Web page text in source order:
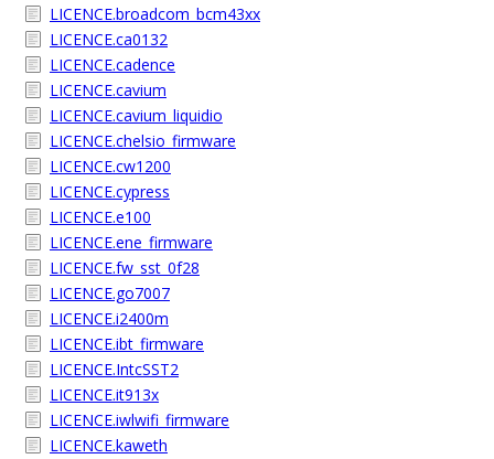
LICENCE.broadcom_bcm43xx
LICENCE.ca0132
LICENCE.cadence
LICENCE.cavium
LICENCE.cavium_liquidio
LICENCE.chelsio_firmware
LICENCE.cw1200
LICENCE.cypress
LICENCE.e100
LICENCE.ene_firmware
LICENCE.fw_sst_0f28
LICENCE.go7007
LICENCE.i2400m
LICENCE.ibt_firmware
LICENCE.IntcSST2
LICENCE.it913x
LICENCE.iwlwifi_firmware
LICENCE.kaweth